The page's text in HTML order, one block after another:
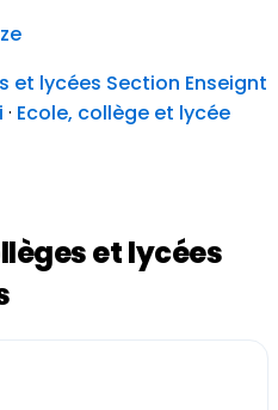
et lycées Section Enseignt
· Ecole, collège et lycée
et lycées